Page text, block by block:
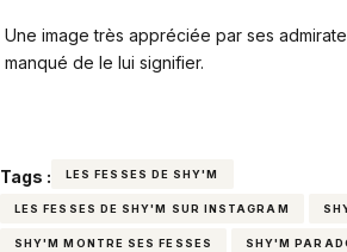
Une image très appréciée par ses
manqué de le lui signifier.
Tags : LES FESSES DE SHY'M
LES FESSES DE SHY'M SUR INSTAGRAM
SHY'M MONTRE SES FESSES SHY'M